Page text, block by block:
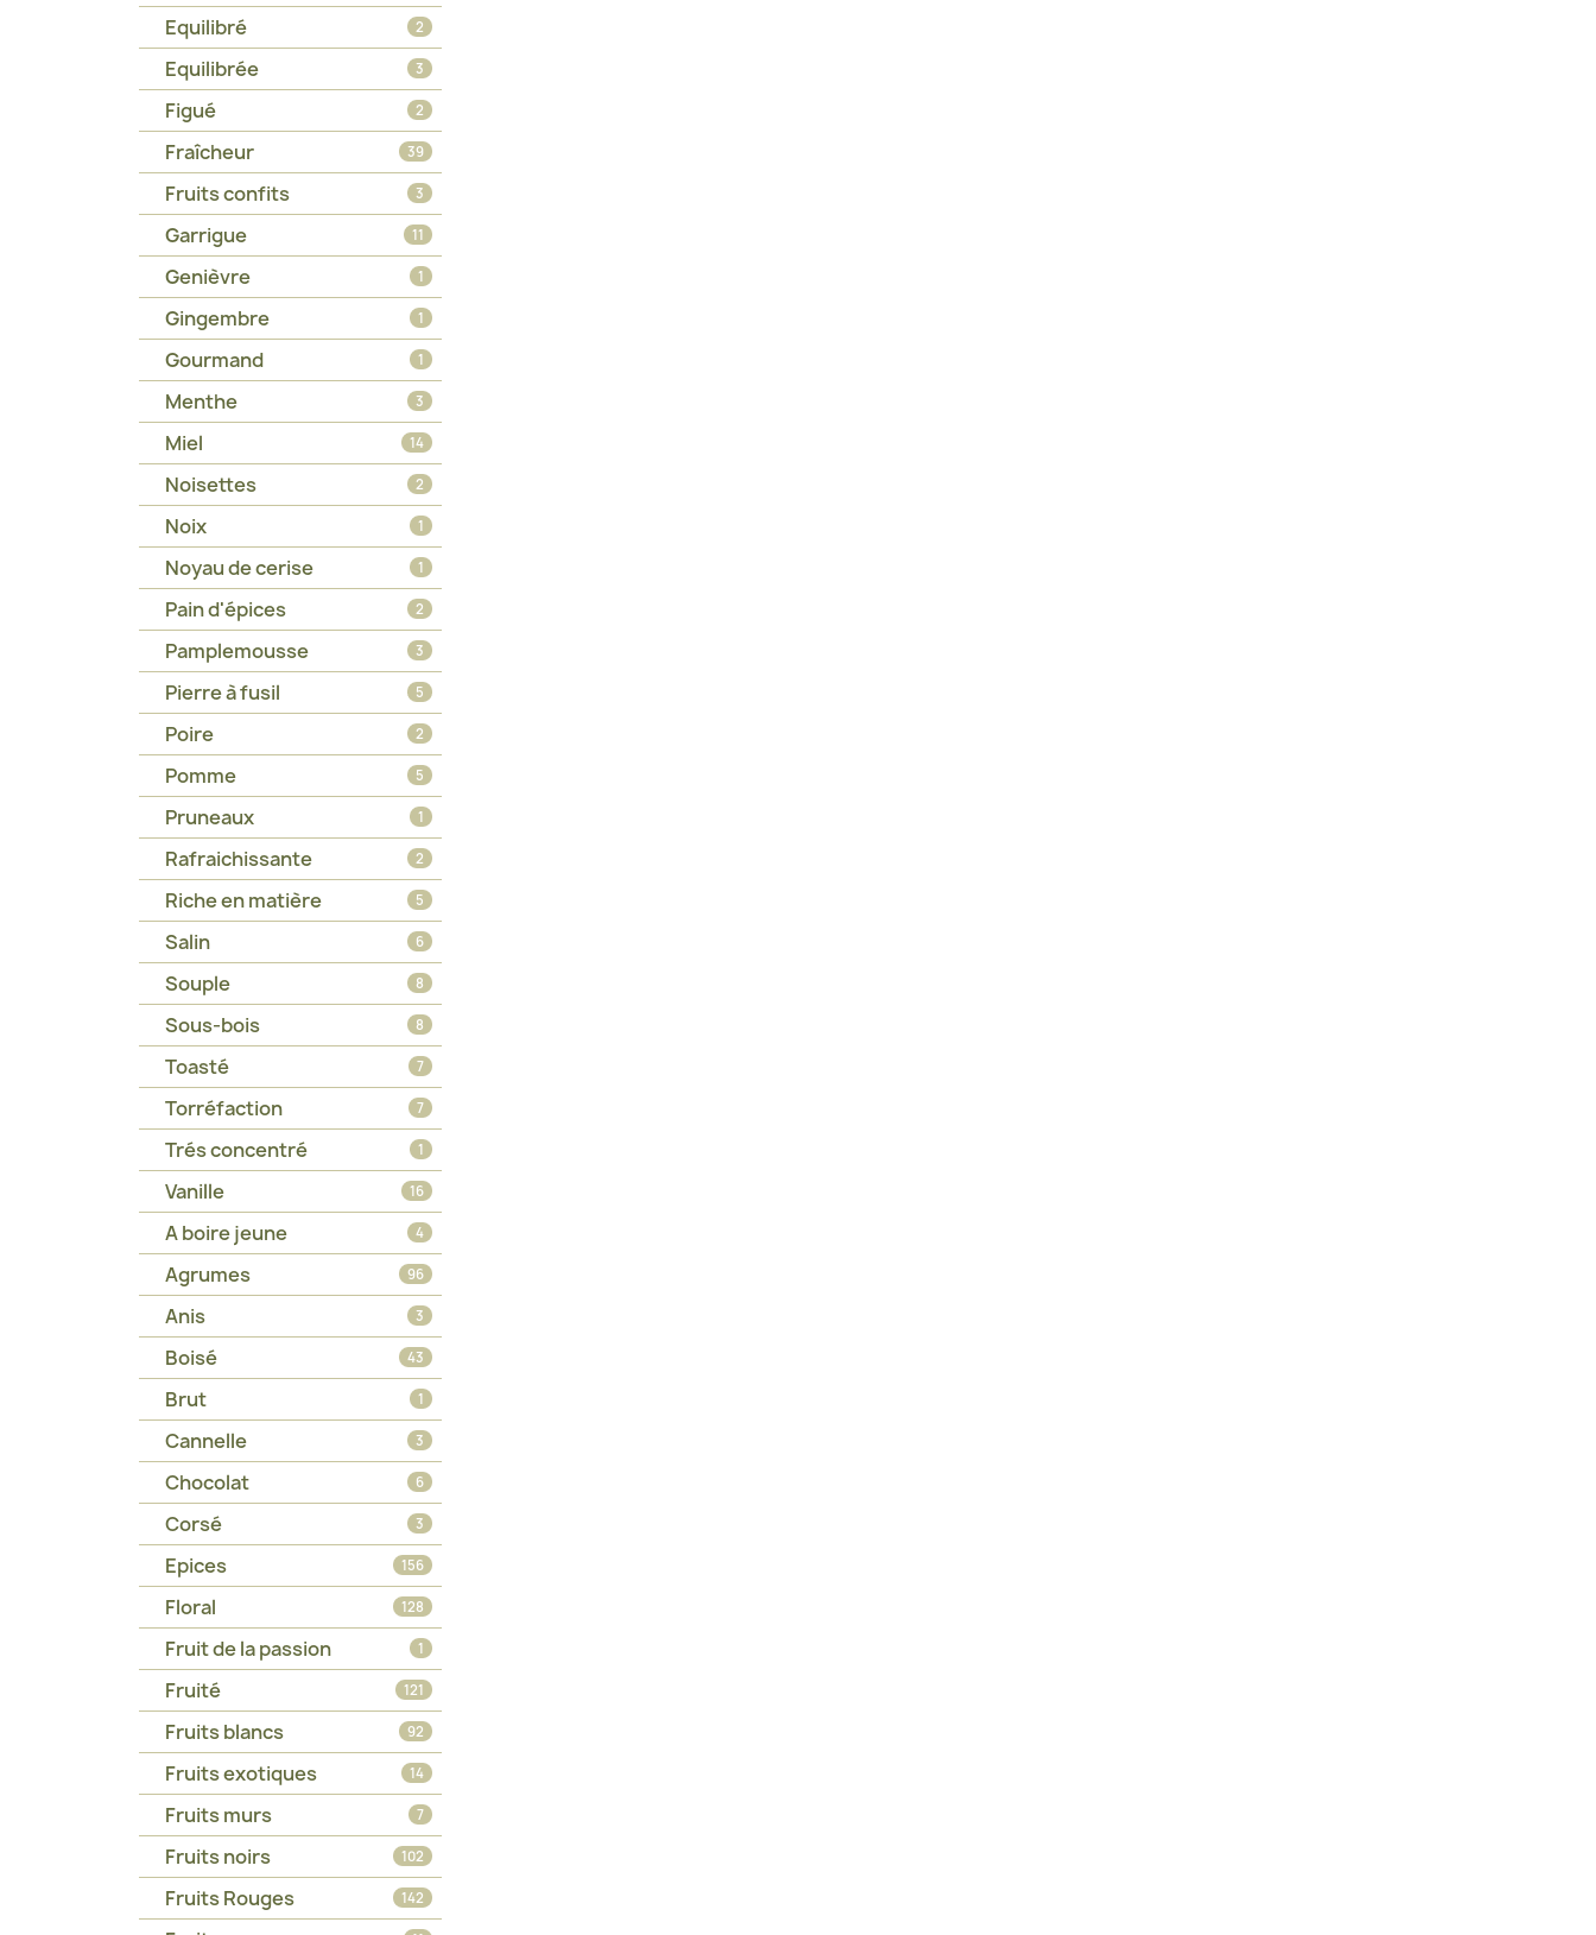
Equilibré 2
Equilibrée 3
Figué 2
Fraîcheur 39
Fruits confits 3
Garrigue 11
Genièvre 1
Gingembre 1
Gourmand 1
Menthe 3
Miel 14
Noisettes 2
Noix 1
Noyau de cerise 1
Pain d'épices 2
Pamplemousse 3
Pierre à fusil 5
Poire 2
Pomme 5
Pruneaux 1
Rafraichissante 2
Riche en matière 5
Salin 6
Souple 8
Sous-bois 8
Toasté 7
Torréfaction 7
Trés concentré 1
Vanille 16
A boire jeune 4
Agrumes 96
Anis 3
Boisé 43
Brut 1
Cannelle 3
Chocolat 6
Corsé 3
Epices 156
Floral 128
Fruit de la passion 1
Fruité 121
Fruits blancs 92
Fruits exotiques 14
Fruits murs 7
Fruits noirs 102
Fruits Rouges 142